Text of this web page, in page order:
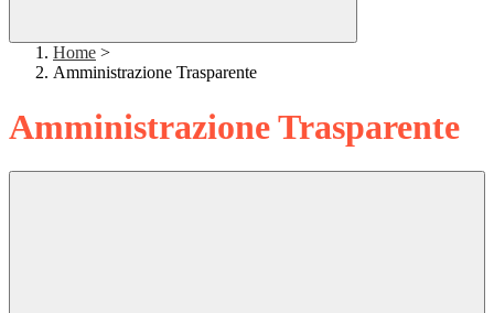
Home >
Amministrazione Trasparente
Amministrazione Trasparente